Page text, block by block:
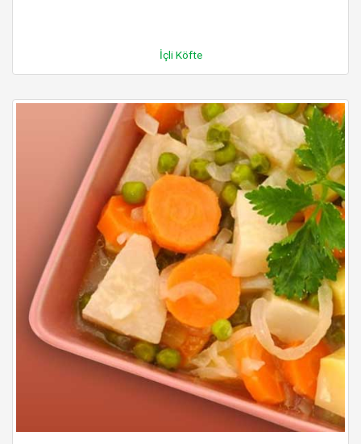
İçli Köfte